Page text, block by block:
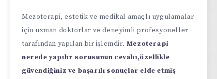
Mezoterapi, estetik ve medikal amaçlı uygulamalar
için uzman doktorlar ve deneyimli profesyoneller
tarafından yapılan bir işlemdir. Mezoterapi
nerede yapılır sorusunun cevabı,özellikle
güvendiğiniz ve başarılı sonuçlar elde etmiş